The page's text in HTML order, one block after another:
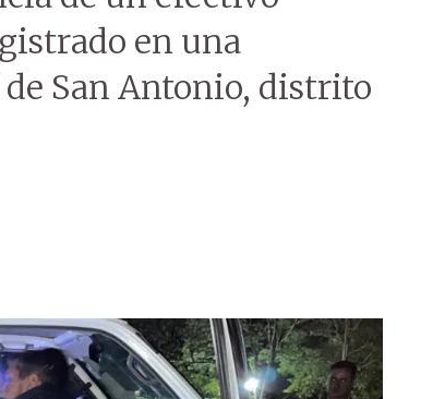
en una
San Antonio, distrito